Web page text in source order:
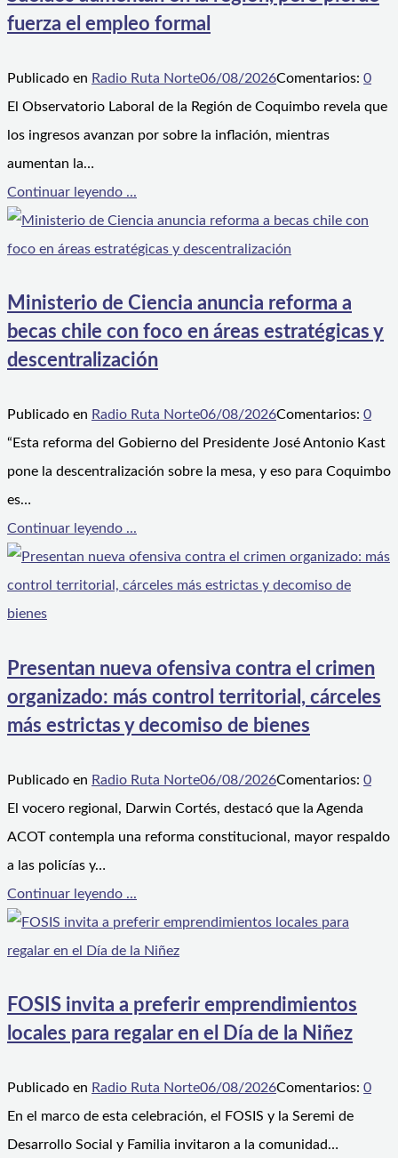
fuerza el empleo formal
Publicado en Radio Ruta Norte06/08/2026Comentarios: 0
El Observatorio Laboral de la Región de Coquimbo revela que
los ingresos avanzan por sobre la inflación, mientras
aumentan la…
Continuar leyendo ...
Ministerio de Ciencia anuncia reforma a
becas chile con foco en áreas estratégicas y
descentralización
Publicado en Radio Ruta Norte06/08/2026Comentarios: 0
“Esta reforma del Gobierno del Presidente José Antonio Kast
pone la descentralización sobre la mesa, y eso para Coquimbo
es…
Continuar leyendo ...
Presentan nueva ofensiva contra el crimen
organizado: más control territorial, cárceles
más estrictas y decomiso de bienes
Publicado en Radio Ruta Norte06/08/2026Comentarios: 0
El vocero regional, Darwin Cortés, destacó que la Agenda
ACOT contempla una reforma constitucional, mayor respaldo
a las policías y…
Continuar leyendo ...
FOSIS invita a preferir emprendimientos
locales para regalar en el Día de la Niñez
Publicado en Radio Ruta Norte06/08/2026Comentarios: 0
En el marco de esta celebración, el FOSIS y la Seremi de
Desarrollo Social y Familia invitaron a la comunidad…